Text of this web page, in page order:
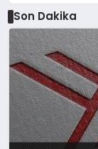
Son Dakika